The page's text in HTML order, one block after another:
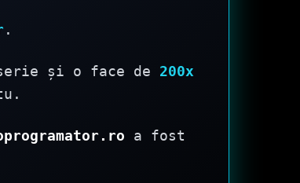
.
și o face de 200x
a fost